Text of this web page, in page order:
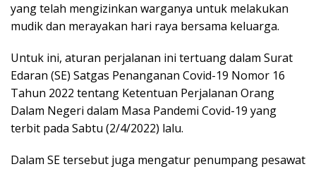
yang telah mengizinkan warganya untuk melakukan
mudik dan merayakan hari raya bersama keluarga.
Untuk ini, aturan perjalanan ini tertuang dalam Surat
Edaran (SE) Satgas Penanganan Covid-19 Nomor 16
Tahun 2022 tentang Ketentuan Perjalanan Orang
Dalam Negeri dalam Masa Pandemi Covid-19 yang
terbit pada Sabtu (2/4/2022) lalu.
Dalam SE tersebut juga mengatur penumpang pesawat